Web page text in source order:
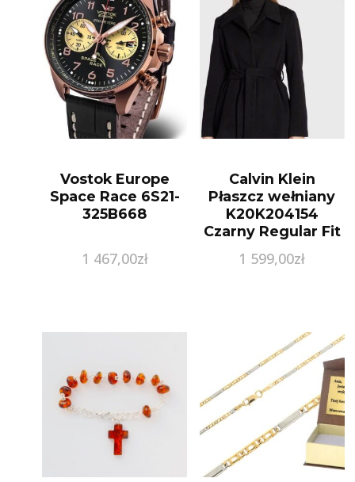
Vostok Europe
Space Race 6S21-
325B668
1 467,00zł
Calvin Klein
Płaszcz wełniany
K20K204154
Czarny Regular Fit
1 599,00zł